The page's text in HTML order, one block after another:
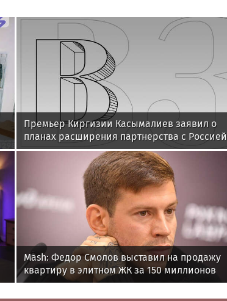
Премьер Киргизии Касымалиев заявил о
планах расширения партнерства с Россией
Mash: Федор Смолов выставил на продажу
квартиру в элитном ЖК за 150 миллионов